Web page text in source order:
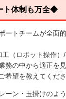
ト体制も万全◆
ートチームが全面
（ロボット操作
務の中から適正を
希望を教えてくださ
ーン・玉掛けのよ